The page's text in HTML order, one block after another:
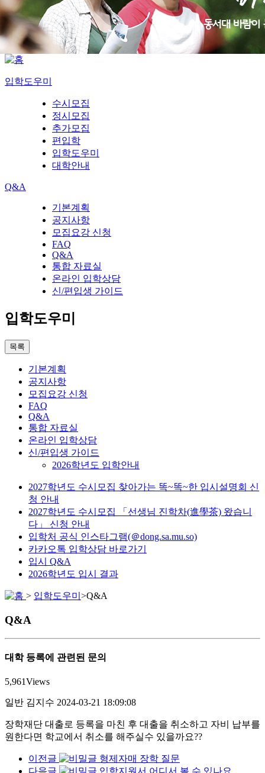
입학도우미
수시모집
정시모집
추가모집
편입학
입학도우미
대학안내
Q&A
기본계획
공지사항
모집요강 신청
FAQ
Q&A
통합 자료실
온라인 입학상담
신/편입생 가이드
입학도우미
목록
기본계획
공지사항
모집요강 신청
FAQ
Q&A
통합 자료실
온라인 입학상담
신/편입생 가이드
2026학년도 입학안내
2027학년도 수시모집 찾아가는 똑~똑~한 입시설명회 신
청 안내
2027학년도 수시모집 「선생님 진학차(進學茶) 왔습니
다」 신청 안내
입학처 공식 인스타그램(＠dong.sa.mu.so)
카카오톡 입학상담 바로가기
입시 Q&A
2026학년도 입시 결과
> 입학도우미 >Q&A
Q&A
대학 등록에 관련된 문의
5,961Views
일반 김지수 2024-03-21 18:09:08
장학재단 대출로 등록을 마친 후 대출을 취소하고 자비 납부를
원한다면 학교에서 취소를 해주실수 있을까요??
이전글
형제자매 장학 질문